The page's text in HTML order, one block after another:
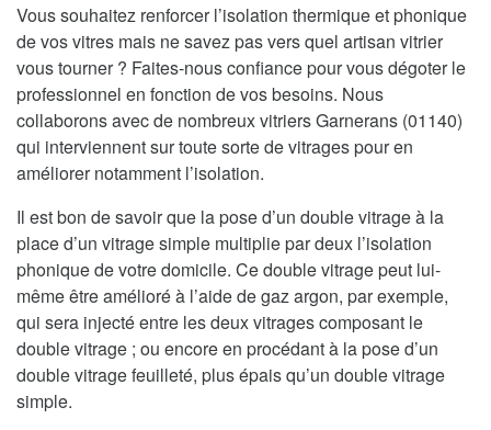
Vous souhaitez renforcer l’isolation thermique et phonique
de vos vitres mais ne savez pas vers quel artisan vitrier
vous tourner ? Faites-nous confiance pour vous dégoter le
professionnel en fonction de vos besoins. Nous
collaborons avec de nombreux vitriers Garnerans (01140)
qui interviennent sur toute sorte de vitrages pour en
améliorer notamment l’isolation.
Il est bon de savoir que la pose d’un double vitrage à la
place d’un vitrage simple multiplie par deux l’isolation
phonique de votre domicile. Ce double vitrage peut lui-
même être amélioré à l’aide de gaz argon, par exemple,
qui sera injecté entre les deux vitrages composant le
double vitrage ; ou encore en procédant à la pose d’un
double vitrage feuilleté, plus épais qu’un double vitrage
simple.